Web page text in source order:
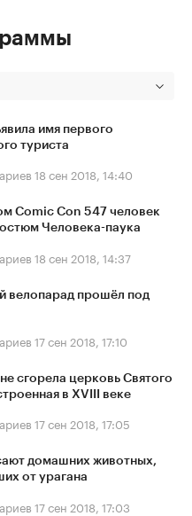
имя первого
туриста
18 сен 2018, 14:40
Comic Con 547 человек
Человека-паука
18 сен 2018, 14:37
велопарад прошёл под
17 сен 2018, 17:10
сгорела церковь Святого
в XVIII веке
17 сен 2018, 17:05
домашних животных,
от урагана
17 сен 2018, 17:03